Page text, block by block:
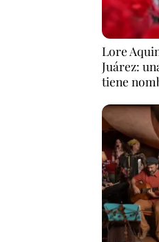
Lore
Juárez:
tiene